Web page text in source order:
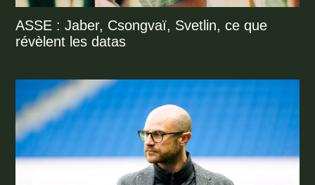
ASSE : Jaber, Csongvaï, Svetlin, ce que
révèlent les datas